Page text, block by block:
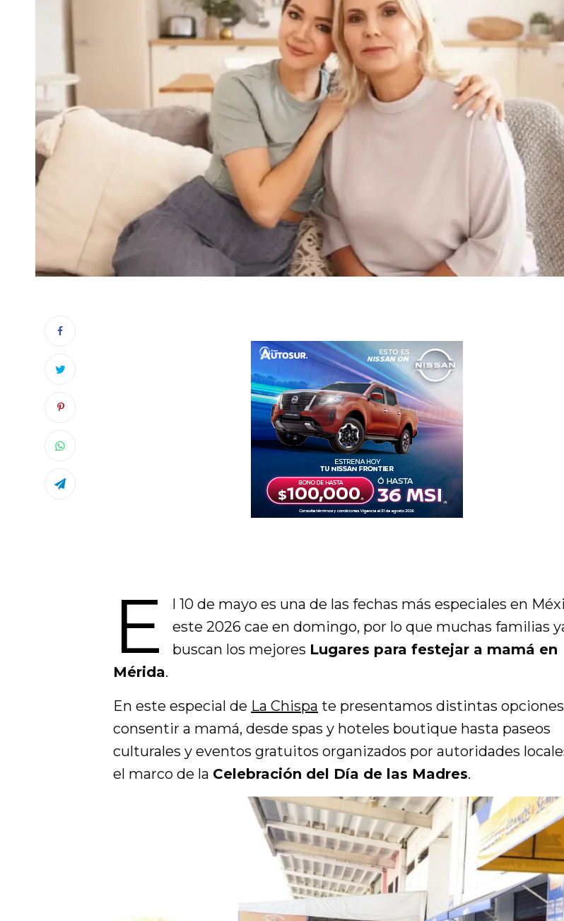
E
l 10 de mayo es una de las fechas más especiales en
este 2026 cae en domingo, por lo que muchas familias
buscan los mejores Lugares para festejar a mamá en
Mérida.
En este especial de La Chispa te presentamos distintas
consentir a mamá, desde spas y hoteles boutique hasta paseos
culturales y eventos gratuitos organizados por autoridades
el marco de la Celebración del Día de las Madres.